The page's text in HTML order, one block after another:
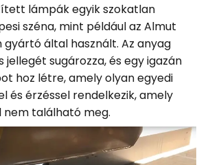
lámpák egyik szokatlan
széna, mint például az Almut
gyártó által használt. Az anyag
jellegét sugározza, és egy igazán
hoz létre, amely olyan egyedi
és érzéssel rendelkezik, amely
nem található meg.